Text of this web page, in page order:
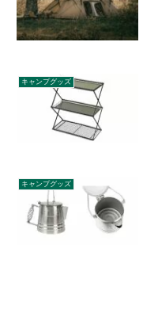
キャンプグッズ
キャンプグッズ